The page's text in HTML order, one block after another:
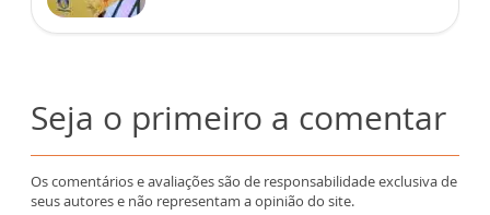
Seja o primeiro a comentar
Os comentários e avaliações são de responsabilidade exclusiva de
seus autores e não representam a opinião do site.